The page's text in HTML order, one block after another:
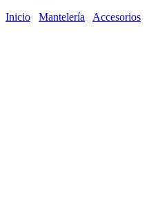
Inicio
Mantelería Accesorios